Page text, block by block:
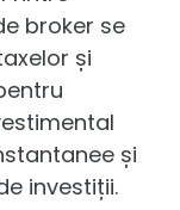
broker se
și
și
investiții.